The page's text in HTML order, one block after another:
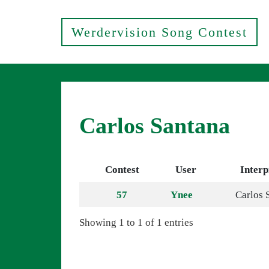
Werdervision Song Contest
Carlos Santana
Contest User
57 Ynee Carlos
Showing 1 to 1 of 1 entries